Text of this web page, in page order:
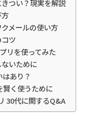
つい？現実を解説
メールの使い方
ツ
リを使ってみた
いために
あり？
賢く使うために
30代に関するQ&A